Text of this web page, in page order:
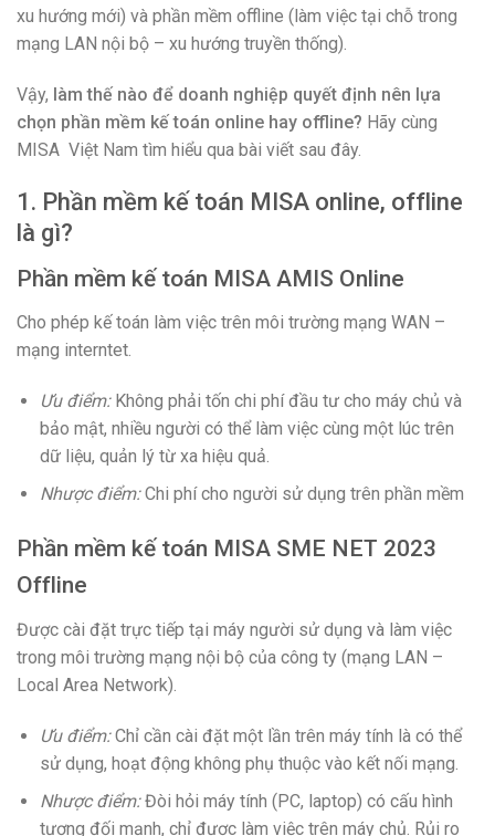
xu hướng mới) và phần mềm offline (làm việc tại chỗ trong
mạng LAN nội bộ – xu hướng truyền thống).
Vậy, làm thế nào để doanh nghiệp quyết định nên lựa
chọn phần mềm kế toán online hay offline? Hãy cùng
MISA Việt Nam tìm hiểu qua bài viết sau đây.
1. Phần mềm kế toán MISA online, offline
là gì?
Phần mềm kế toán MISA AMIS Online
Cho phép kế toán làm việc trên môi trường mạng WAN –
mạng interntet.
Ưu điểm:Không phải tốn chi phí đầu tư cho máy chủ và
bảo mật, nhiều người có thể làm việc cùng một lúc trên
dữ liệu, quản lý từ xa hiệu quả.
Nhược điểm:Chi phí cho người sử dụng trên phần mềm
Phần mềm kế toán MISA SME NET 2023
Offline
Được cài đặt trực tiếp tại máy người sử dụng và làm việc
trong môi trường mạng nội bộ của công ty (mạng LAN –
Local Area Network).
Ưu điểm:Chỉ cần cài đặt một lần trên máy tính là có thể
sử dụng, hoạt động không phụ thuộc vào kết nối mạng.
Nhược điểm:Đòi hỏi máy tính (PC, laptop) có cấu hình
tương đối mạnh, chỉ được làm việc trên máy chủ. Rủi ro